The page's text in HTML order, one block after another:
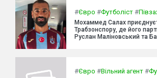
#Євро #Футболіст #
Мохаммед Салах
Трабзонспору, де його
Руслан Маліновський та
#Євро #Вільний агент #